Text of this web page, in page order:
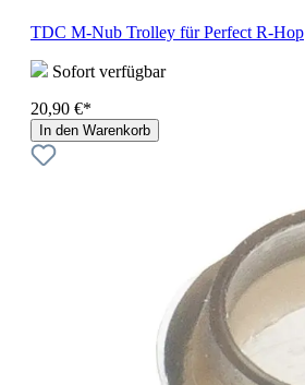
TDC M-Nub Trolley für Perfect R-Hop
Sofort verfügbar
20,90 €*
In den Warenkorb